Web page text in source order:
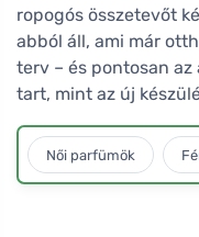
ropogós összetevőt
abból áll, ami már
terv – és pontosan
tart, mint az új
Női parfümök